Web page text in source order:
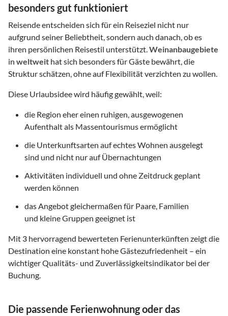
besonders gut funktioniert
Reisende entscheiden sich für ein Reiseziel nicht nur
aufgrund seiner Beliebtheit, sondern auch danach, ob es
ihren persönlichen Reisestil unterstützt.Weinanbaugebiete
in weltweit hat sich besonders für Gäste bewährt, die
Struktur schätzen, ohne auf Flexibilität verzichten zu wollen.
Diese Urlaubsidee wird häufig gewählt, weil:
die Region eher einen ruhigen, ausgewogenen
Aufenthalt als Massentourismus ermöglicht
die Unterkunftsarten auf echtes Wohnen ausgelegt
sind und nicht nur auf Übernachtungen
Aktivitäten individuell und ohne Zeitdruck geplant
werden können
das Angebot gleichermaßen für Paare, Familien
und kleine Gruppen geeignet ist
Mit 3 hervorragend bewerteten Ferienunterkünften zeigt die
Destination eine konstant hohe Gästezufriedenheit – ein
wichtiger Qualitäts- und Zuverlässigkeitsindikator bei der
Buchung.
Die passende Ferienwohnung oder das